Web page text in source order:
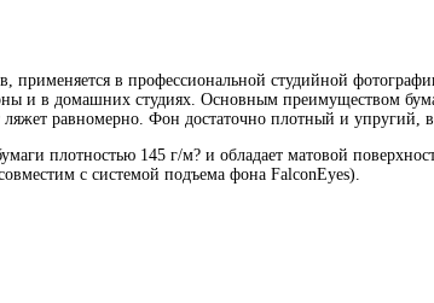
применяется в профессиональной студийной
и в домашних студиях. Основным преимуществом
ляжет равномерно. Фон достаточно плотный и
плотностью 145 г/м? и обладает матовой
с системой подъема фона FalconEyes).